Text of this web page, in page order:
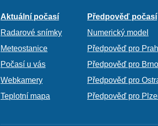
Aktuální počasí
Radarové snímky
Meteostanice
Počasí u vás
Webkamery
Teplotní mapa
Předpověď počasí
Numerický model
Předpověď pro
Předpověď pro Brno
Předpověď pro
Předpověď pro